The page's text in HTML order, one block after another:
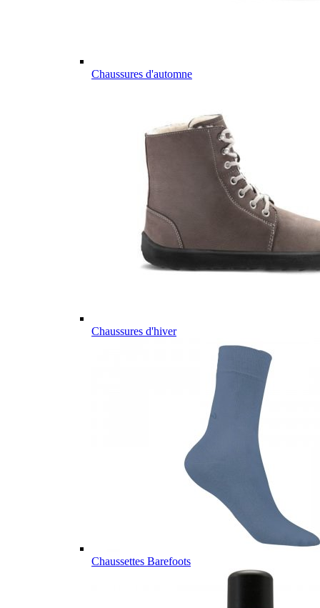
Chaussures d'automne
Chaussures d'hiver
Chaussettes Barefoots